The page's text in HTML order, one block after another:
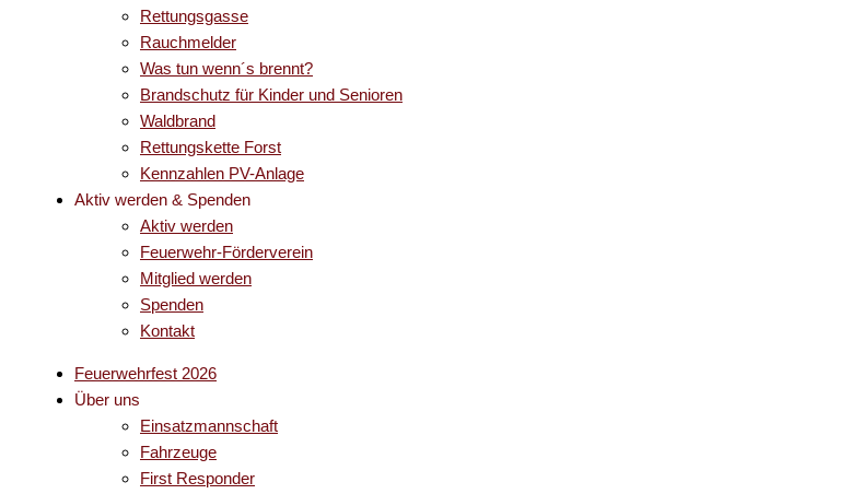
Rettungsgasse
Rauchmelder
Was tun wenn´s brennt?
Brandschutz für Kinder und Senioren
Waldbrand
Rettungskette Forst
Kennzahlen PV-Anlage
Aktiv werden & Spenden
Aktiv werden
Feuerwehr-Förderverein
Mitglied werden
Spenden
Kontakt
Feuerwehrfest 2026
Über uns
Einsatzmannschaft
Fahrzeuge
First Responder